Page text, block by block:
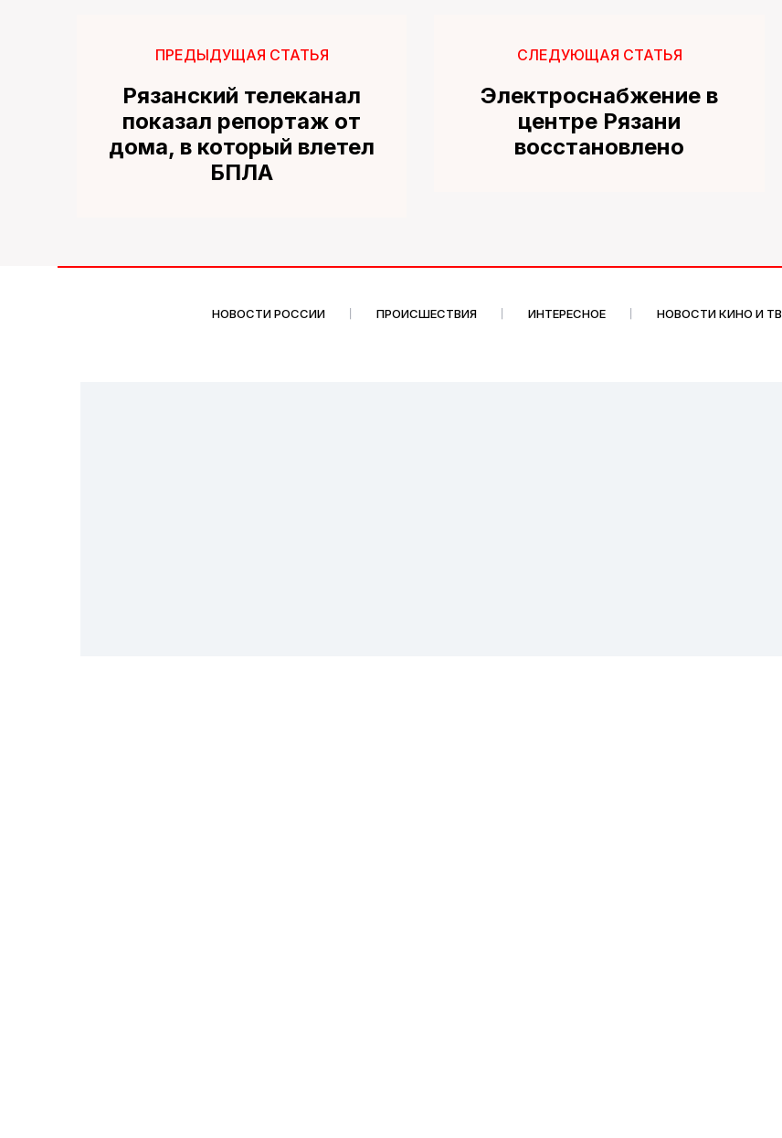
ПРЕДЫДУЩАЯ СТАТЬЯ
Рязанский телеканал
показал репортаж от
дома, в который влетел
БПЛА
СЛЕДУЮЩАЯ СТАТЬЯ
Электроснабжение в
центре Рязани
восстановлено
НОВОСТИ РОССИИ ПРОИСШЕСТВИЯ ИНТЕРЕСНОЕ НОВОСТИ КИНО И ТВ